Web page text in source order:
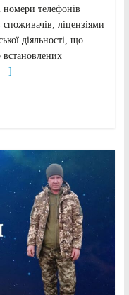
телефонів
ліцензіями
діяльності, що
встановлених